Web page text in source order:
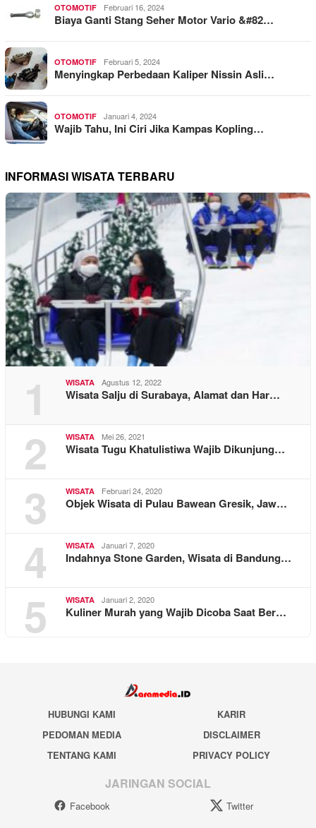
OTOMOTIF Februari 16, 2024
Biaya Ganti Stang Seher Motor Vario &#82…
OTOMOTIF Februari 5, 2024
Menyingkap Perbedaan Kaliper Nissin Asli…
OTOMOTIF Januari 4, 2024
Wajib Tahu, Ini Ciri Jika Kampas Kopling…
INFORMASI WISATA TERBARU
1 WISATA Agustus 12, 2022
Wisata Salju di Surabaya, Alamat dan Har…
2 WISATA Mei 26, 2021
Wisata Tugu Khatulistiwa Wajib Dikunjung…
3 WISATA Februari 24, 2020
Objek Wisata di Pulau Bawean Gresik, Jaw…
4 WISATA Januari 7, 2020
Indahnya Stone Garden, Wisata di Bandung…
5 WISATA Januari 2, 2020
Kuliner Murah yang Wajib Dicoba Saat Ber…
HUBUNGI KAMI
KARIR
PEDOMAN MEDIA
DISCLAIMER
TENTANG KAMI
PRIVACY POLICY
JARINGAN SOCIAL
Facebook Twitter